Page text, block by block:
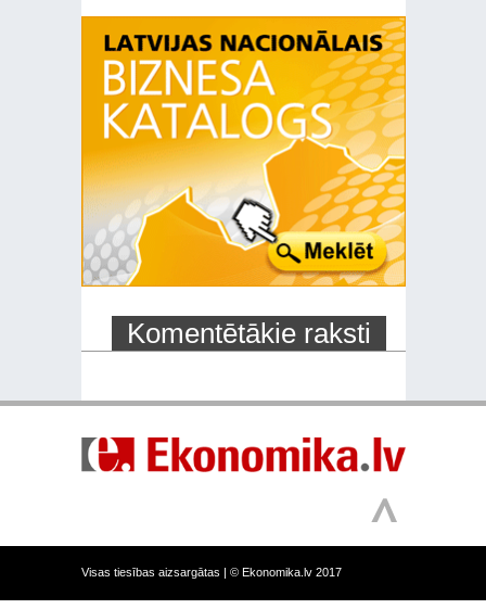
Komentētākie raksti
Visas tiesības aizsargātas | © Ekonomika.lv 2017